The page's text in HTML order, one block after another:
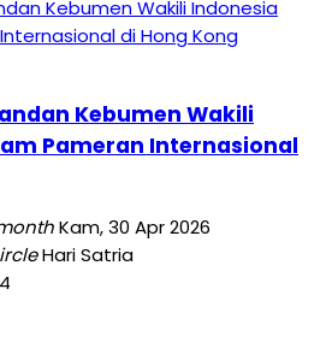
Kebumen Wakili
Pameran Internasional
Kam, 30 Apr 2026
Hari Satria